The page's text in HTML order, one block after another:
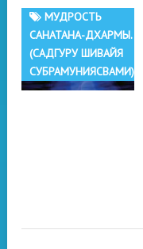
МУДРОСТЬ
САНАТАНА-ДХАРМЫ.
(САДГУРУ ШИВАЙЯ
СУБРАМУНИЯСВАМИ)